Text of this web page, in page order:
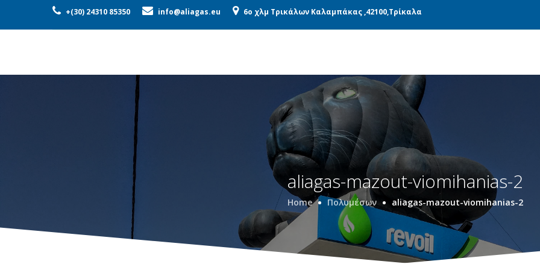
+(30) 24310 85350 info@aliagas.eu 6o χλμ Τρικάλων Καλαμπάκας ,42100,Τρίκαλα
ΕΤΑΙΡΕΊΑ ΠΡΟΪΌΝΤΑ ΜΟΝΆΔΕΣ ΠΑΡΑΓΩΓΉΣ ΜΕΤΑΦΟΡΙΚΉ
aliagas-mazout-viomihanias-2
Home Πολυμέσων aliagas-mazout-viomihanias-2